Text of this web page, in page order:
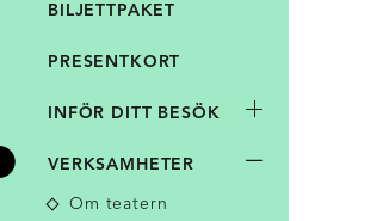
BILJETTPAKET
PRESENTKORT
INFÖR DITT BESÖK
VERKSAMHETER
Om teatern
0 kr